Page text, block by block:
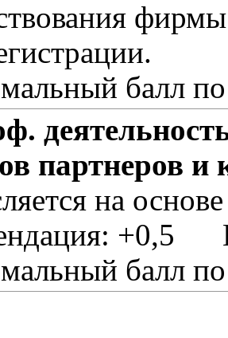
балл
партнеров и
на
балл